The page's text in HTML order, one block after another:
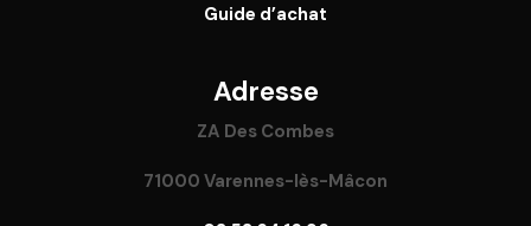
Guide d’achat
Adresse
ZA Des Combes
71000 Varennes-lès-Mâcon